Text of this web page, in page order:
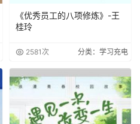
《优秀员工的八项修炼》-王
桂玲
2581次 分类：学习充电